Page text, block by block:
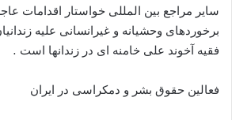
سایر مراجع بین المللی خواستار اقدامات
برخوردهای وحشیانه و غیرانسانی علیه
فقیه آخوند علی خامنه ای در زندانها است .
فعالین حقوق بشر و دمکراسی در ایران